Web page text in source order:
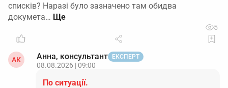
списків? Наразі було зазначено там обидва
докумета…
5
АК Анна, консультант ЕКСПЕРТ
08.08.2026 | 09:00
По ситуації.